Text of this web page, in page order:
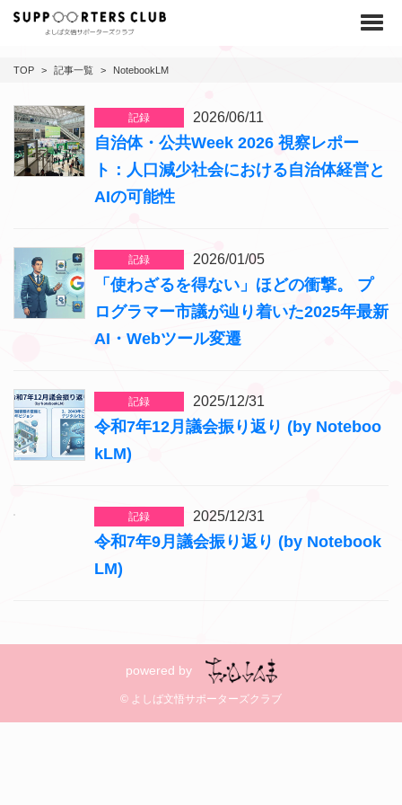
TOP > 記事一覧 > NotebookLM
記録 2026/06/11
自治体・公共Week 2026 視察レポー
ト：人口減少社会における自治体経営と
AIの可能性
記録 2026/01/05
「使わざるを得ない」ほどの衝撃。 プ
ログラマー市議が辿り着いた2025年最新
AI・Webツール変遷
記録 2025/12/31
令和7年12月議会振り返り (by Noteboo
kLM)
記録 2025/12/31
令和7年9月議会振り返り (by Notebook
LM)
powered by
© よしば文悟サポーターズクラブ